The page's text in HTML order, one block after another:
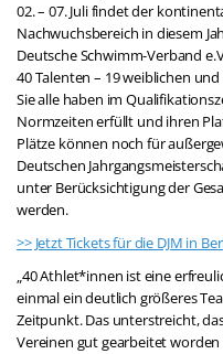
02. – 07. Juli findet der
Nachwuchsbereich in diesem
Deutsche Schwimm-Verband
40 Talenten – 19 weiblichen
Sie alle haben im
Normzeiten erfüllt und ihren
Plätze können noch für
Deutschen
unter Berücksichtigung der
werden.
>> Jetzt Tickets für die DJM in
„40 Athlet*innen ist eine
einmal ein deutlich größeres
Zeitpunkt. Das unterstreicht,
Vereinen gut gearbeitet worden